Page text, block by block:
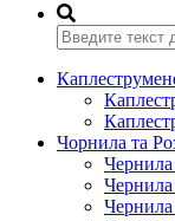
Чорнила та